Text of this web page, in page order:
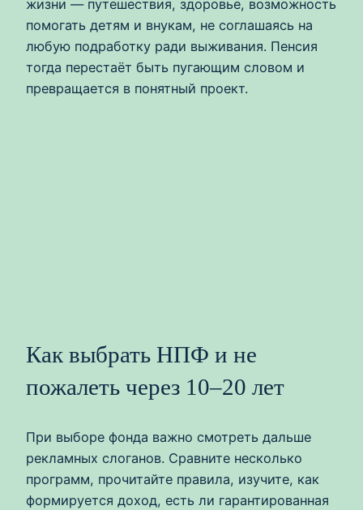
жизни — путешествия, здоровье, возможность
помогать детям и внукам, не соглашаясь на
любую подработку ради выживания. Пенсия
тогда перестаёт быть пугающим словом и
превращается в понятный проект.
Как выбрать НПФ и не
пожалеть через 10–20 лет
При выборе фонда важно смотреть дальше
рекламных слоганов. Сравните несколько
программ, прочитайте правила, изучите, как
формируется доход, есть ли гарантированная